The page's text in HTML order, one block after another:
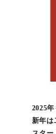
2025
新年